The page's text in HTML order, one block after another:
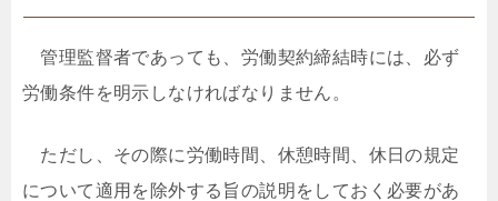
管理監督者であっても、労働契約締結時には、必ず
労働条件を明示しなければなりません。
ただし、その際に労働時間、休憩時間、休日の規定
について適用を除外する旨の説明をしておく必要があ